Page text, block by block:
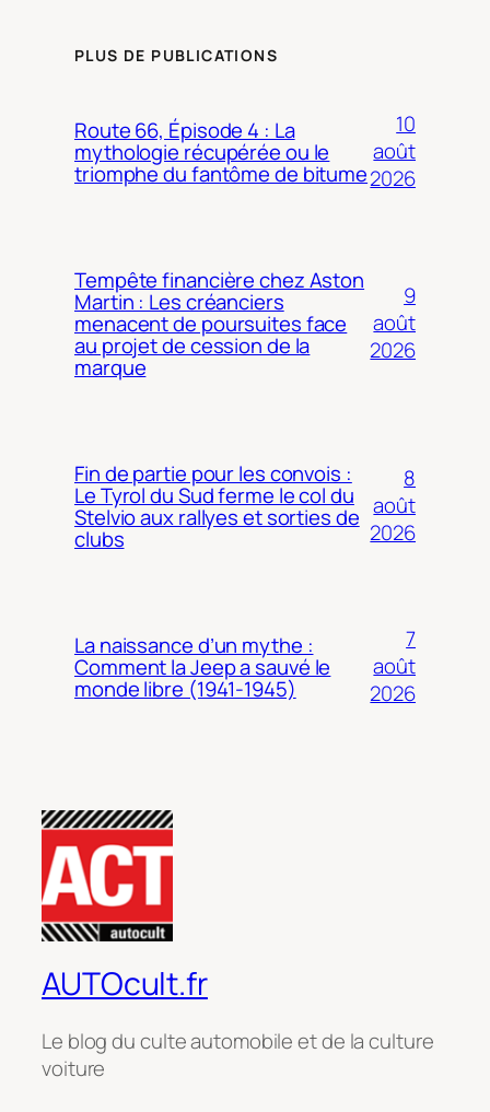
PLUS DE PUBLICATIONS
Route 66, Épisode 4 : La
mythologie récupérée ou le
triomphe du fantôme de bitume
10
août
2026
Tempête financière chez Aston
Martin : Les créanciers
menacent de poursuites face
au projet de cession de la
marque
9
août
2026
Fin de partie pour les convois :
Le Tyrol du Sud ferme le col du
Stelvio aux rallyes et sorties de
clubs
8
août
2026
La naissance d’un mythe :
Comment la Jeep a sauvé le
monde libre (1941-1945)
7
août
2026
AUTOcult.fr
Le blog du culte automobile et de la culture
voiture